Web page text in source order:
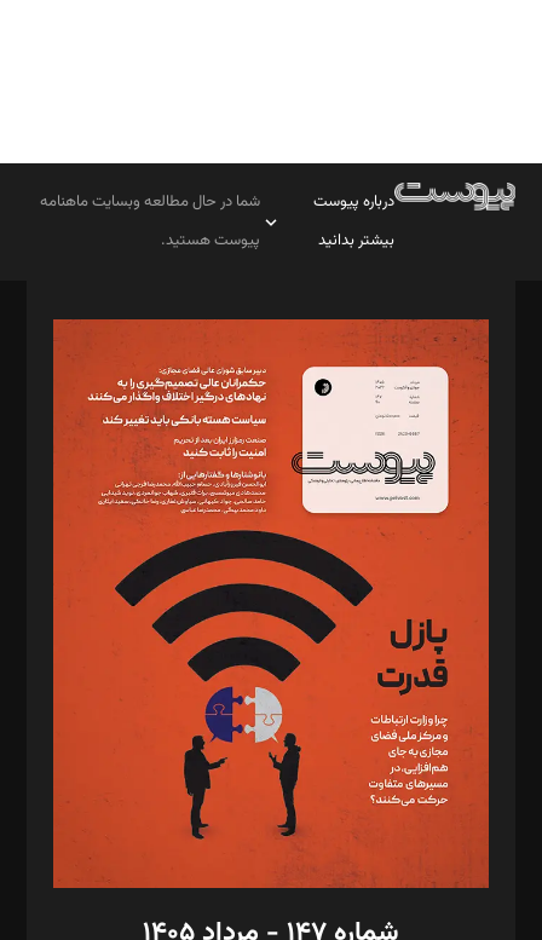
درباره پیوست
بیشتر بدانید
شما در حال مطالعه وبسایت ماهنامه
پیوست هستید.
مدیر مسئول: محمدباقر اثنی‌عشری
سردبیر: مهرک محمودی
دبیر تحریریه: میثم قاسمی
د‌بیر ناداستان: سمانه سمیع
د‌بیر خدمت و تجارت: ابوالفضل رجبی
د‌بیر حقوق فناوری: حسام‌الدین ایپکچی
د‌بیر پیوست جهان: مینا پاکدل
د‌بیر تحریریه آنلاین: بابک نقاش
تحریریه‌: مجتبی محمود‌ی، آرش برهمند، یسنا امان‌پور، سروش کرمیان،
مصطفی مسجدی آرانی، ابوالفضل رجبی، زهرا فکرانه، فائزه فتحی
رستمی،مصطفی باستان
ویرایش: نگار استاد‌‌آقا
طراح یونیفرم: مجید توکلی
فیلمبرداری و عکاسی: امیر شفیعی، مانی لطفی زاده
گرافیک و صفحه‌آرایی: سید‌سبحان‌علی ثابت
مد‌یر توسعه تجاری: کامبیز برید‌
امور مالی: شاپور رهبری، محمد‌ کاظمی‌نیا